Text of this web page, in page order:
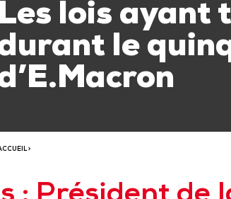
Les lois ayant
le
>